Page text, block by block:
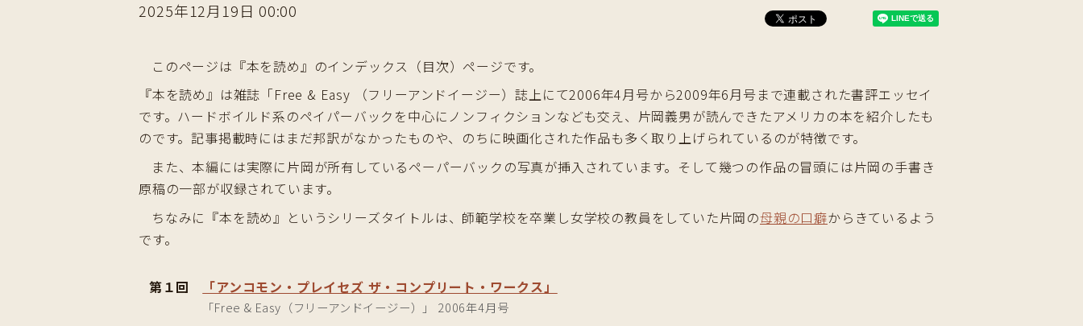
2025年12月19日 00:00
このページは『本を読め』のインデックス（目次）ページです。
『本を読め』は雑誌「Free & Easy （フリーアンドイージー）誌上にて2006年4月号から2009年6月号まで連載された書評エッセイ
です。ハードボイルド系のペイパーバックを中心にノンフィクションなども交え、片岡義男が読んできたアメリカの本を紹介したも
のです。記事掲載時にはまだ邦訳がなかったものや、のちに映画化された作品も多く取り上げられているのが特徴です。
また、本編には実際に片岡が所有しているペーパーバックの写真が挿入されています。そして幾つの作品の冒頭には片岡の手書き
原稿の一部が収録されています。
ちなみに『本を読め』というシリーズタイトルは、師範学校を卒業し女学校の教員をしていた片岡の母親の口癖からきているよう
です。
第１回 「アンコモン・プレイセズ ザ・コンプリート・ワークス」
「Free & Easy（フリーアンドイージー）」 2006年4月号